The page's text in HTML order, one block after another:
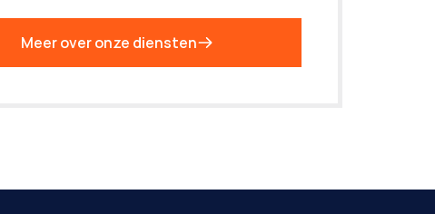
Meer over onze diensten